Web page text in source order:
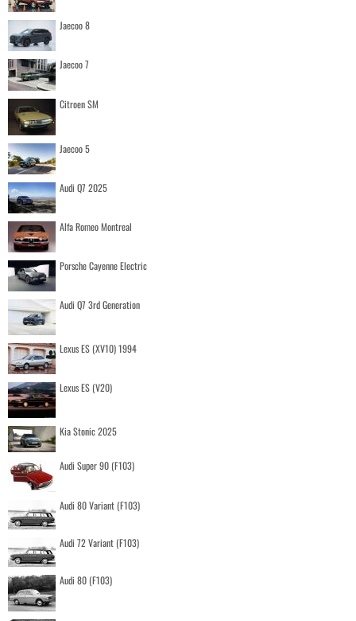
Jaecoo 8
Jaecoo 7
Citroen SM
Jaecoo 5
Audi Q7 2025
Alfa Romeo Montreal
Porsche Cayenne Electric
Audi Q7 3rd Generation
Lexus ES (XV10) 1994
Lexus ES (V20)
Kia Stonic 2025
Audi Super 90 (F103)
Audi 80 Variant (F103)
Audi 72 Variant (F103)
Audi 80 (F103)